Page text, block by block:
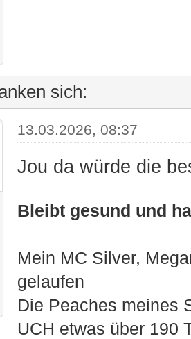
sich:
13.03.2026, 08:37
Jou da würde die
Bleibt gesund und
Mein MC Silver,
gelaufen
Die Peaches meines
UCH etwas über 190